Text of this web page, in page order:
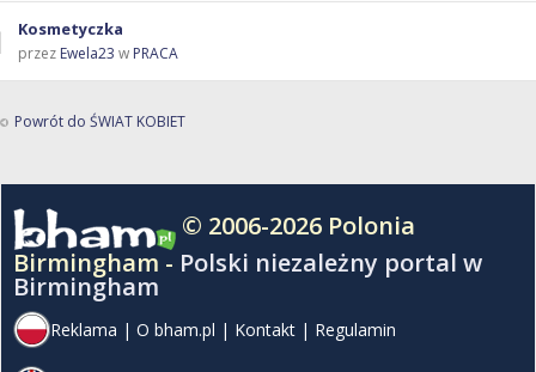
Kosmetyczka
przez Ewela23 w PRACA
Powrót do ŚWIAT KOBIET
© 2006-2026 Polonia
Birmingham - Polski niezależny portal w
Birmingham
Reklama | O bham.pl | Kontakt | Regulamin